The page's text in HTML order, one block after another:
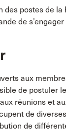
postes de
de
aux
de postuler
réunions et
de
de